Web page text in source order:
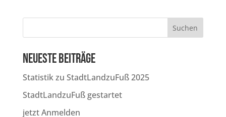
Suchen
Neueste Beiträge
Statistik zu StadtLandzuFuß 2025
StadtLandzuFuß gestartet
jetzt Anmelden